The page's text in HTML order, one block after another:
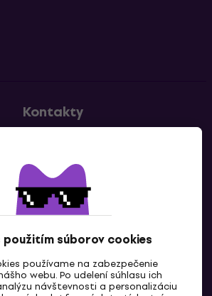
použitím súborov cookies
používame na zabezpečenie
webu. Po udelení súhlasu ich
návštevnosti a personalizáciu
Kontakty
SK